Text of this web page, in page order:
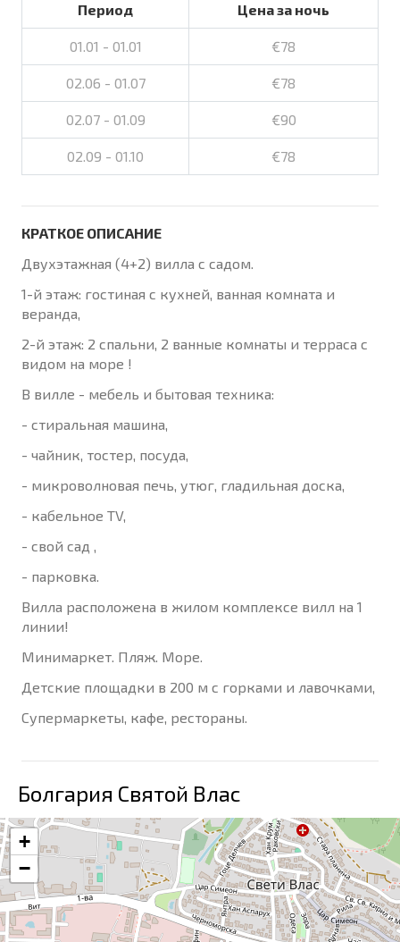
Период Цена за ночь
01.01 - 01.01 €78
02.06 - 01.07 €78
02.07 - 01.09 €90
02.09 - 01.10 €78
КРАТКОЕ ОПИСАНИЕ
Двухэтажная (4+2) вилла с садом.
1-й этаж: гостиная с кухней, ванная комната и
веранда,
2-й этаж: 2 спальни, 2 ванныe комнаты и терраса с
видом на море !
В вилле - мебель и бытовая техника:
- стиральная машина,
- чайник, тостер, посуда,
- микроволновая печь, утюг, гладильная доска,
- кабельное TV,
- свой сад ,
- парковка.
Вилла расположена в жилом комплексе вилл на 1
линии!
Минимаркет. Пляж. Море.
Детские площадки в 200 м с горками и лавочками,
Супермаркеты, кафе, рестораны.
Болгария Святой Влас
+
−